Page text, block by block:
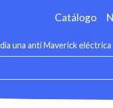
Catálogo
una anti Maverick eléctrica